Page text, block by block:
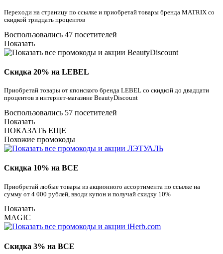
Переходи на страницу по ссылке и приобретай товары бренда MATRIX со
скидкой тридцать процентов
Воспользовались 47 посетителей
Показать
Скидка 20% на LEBEL
Приобретай товары от японского бренда LEBEL со скидкой до двадцати
процентов в интернет-магазине BeautyDiscount
Воспользовались 57 посетителей
Показать
ПОКАЗАТЬ ЕЩЕ
Похожие промокоды
Скидка 10% на ВСЕ
Приобретай любые товары из акционного ассортимента по ссылке на
сумму от 4 000 рублей, вводи купон и получай скидку 10%
Показать
MAGIC
Скидка 3% на ВСЕ